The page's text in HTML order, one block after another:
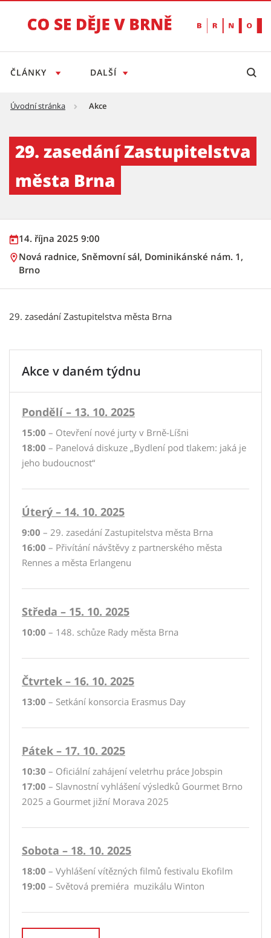
ČLÁNKY DALŠÍ
Úvodní stránka Akce
29. zasedání Zastupitelstva
města Brna
14. října 2025 9:00
Nová radnice, Sněmovní sál, Dominikánské nám. 1,
Brno
29. zasedání Zastupitelstva města Brna
Akce v daném týdnu
Pondělí – 13. 10. 2025
15:00 – Otevření nové jurty v Brně-Líšni
18:00 – Panelová diskuze „Bydlení pod tlakem: jaká je
jeho budoucnost“
Úterý – 14. 10. 2025
9:00 – 29. zasedání Zastupitelstva města Brna
16:00 – Přivítání návštěvy z partnerského města
Rennes a města Erlangenu
Středa – 15. 10. 2025
10:00 – 148. schůze Rady města Brna
Čtvrtek – 16. 10. 2025
13:00 – Setkání konsorcia Erasmus Day
Pátek – 17. 10. 2025
10:30 – Oficiální zahájení veletrhu práce Jobspin
17:00 – Slavnostní vyhlášení výsledků Gourmet Brno
2025 a Gourmet jižní Morava 2025
Sobota – 18. 10. 2025
18:00 – Vyhlášení vítězných filmů festivalu Ekofilm
19:00 – Světová premiéra muzikálu Winton